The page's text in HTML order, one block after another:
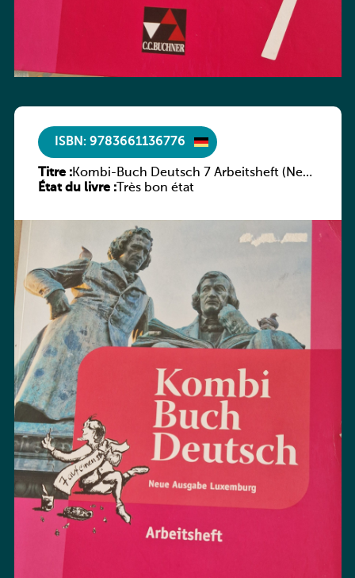
ISBN: 9783661136776
Titre :Kombi-Buch Deutsch 7 Arbeitsheft (Neue
Ausgabe Luxemburg)
État du livre :Très bon état